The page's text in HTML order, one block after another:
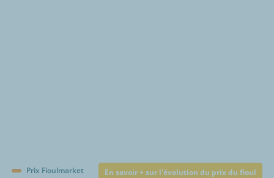
Prix Fioulmarket En savoir + sur l'évolution du prix du fioul